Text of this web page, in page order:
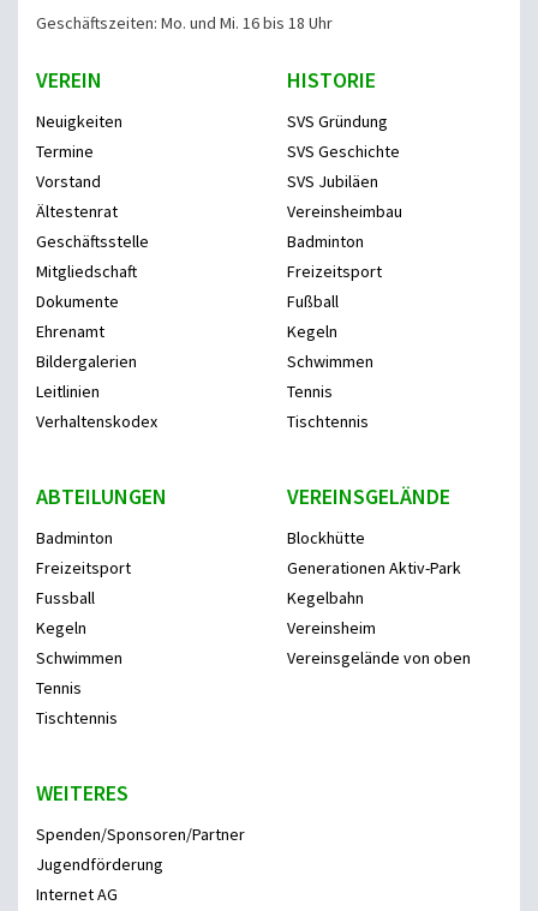
Geschäftszeiten: Mo. und Mi. 16 bis 18 Uhr
VEREIN
Neuigkeiten
Termine
Vorstand
Ältestenrat
Geschäftsstelle
Mitgliedschaft
Dokumente
Ehrenamt
Bildergalerien
Leitlinien
Verhaltenskodex
HISTORIE
SVS Gründung
SVS Geschichte
SVS Jubiläen
Vereinsheimbau
Badminton
Freizeitsport
Fußball
Kegeln
Schwimmen
Tennis
Tischtennis
ABTEILUNGEN
Badminton
Freizeitsport
Fussball
Kegeln
Schwimmen
Tennis
Tischtennis
VEREINSGELÄNDE
Blockhütte
Generationen Aktiv-Park
Kegelbahn
Vereinsheim
Vereinsgelände von oben
WEITERES
Spenden/Sponsoren/Partner
Jugendförderung
Internet AG